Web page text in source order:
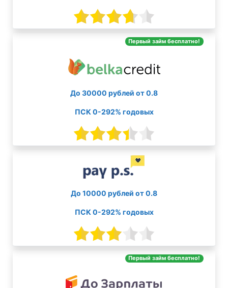
Первый займ бесплатно!
До 30000 рублей от 0.8
ПСК 0-292% годовых
До 10000 рублей от 0.8
ПСК 0-292% годовых
Первый займ бесплатно!